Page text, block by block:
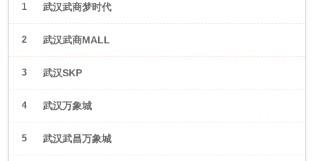
1 武汉武商梦时代
2 武汉武商MALL
3 武汉SKP
4 武汉万象城
5 武汉武昌万象城